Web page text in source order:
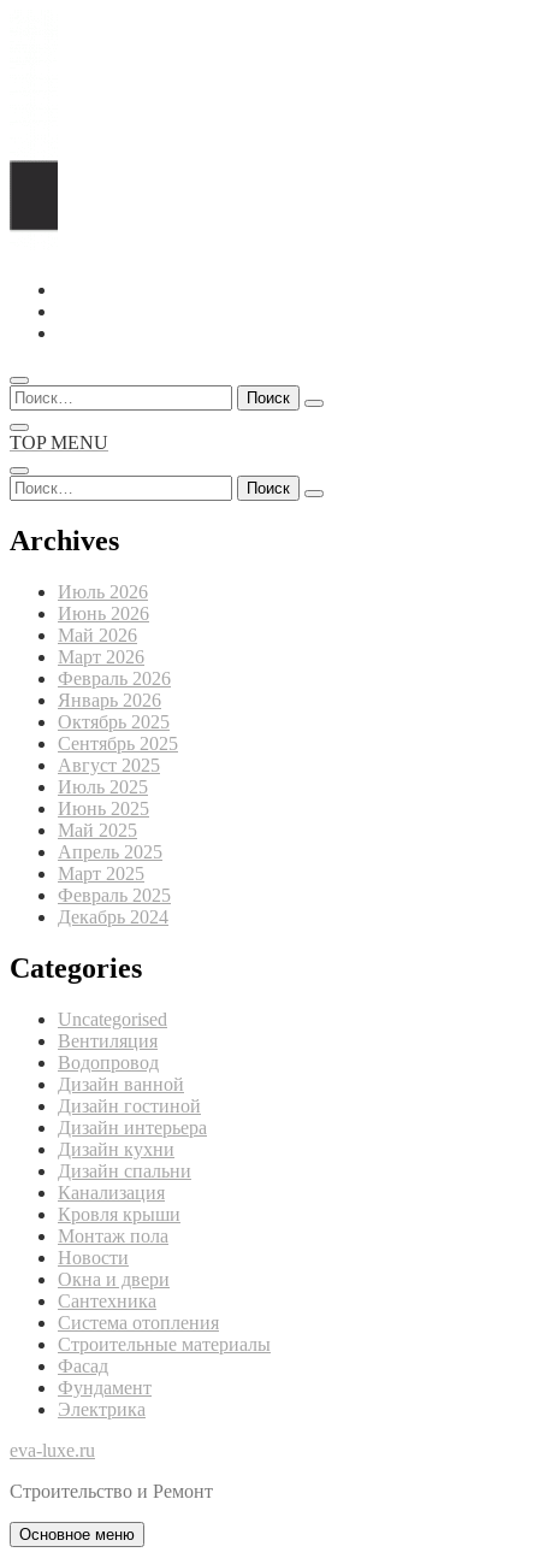
Перейти
содержимому
Найти:
TOP MENU
Найти:
Archives
Июль 2026
Июнь 2026
Май 2026
Март 2026
Февраль 2026
Январь 2026
Октябрь 2025
Сентябрь 2025
Август 2025
Июль 2025
Июнь 2025
Май 2025
Апрель 2025
Март 2025
Февраль 2025
Декабрь 2024
Categories
Uncategorised
Вентиляция
Водопровод
Дизайн ванной
Дизайн гостиной
Дизайн интерьера
Дизайн кухни
Дизайн спальни
Канализация
Кровля крыши
Монтаж пола
Новости
Окна и двери
Сантехника
Система отопления
Строительные материалы
Фасад
Фундамент
Электрика
eva-luxe.ru
Строительство и Ремонт
Основное меню